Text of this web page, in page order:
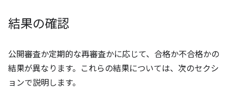
結果の確認
公開審査か定期的な再審査かに応じて、合格か不合格かの
結果が異なります。これらの結果については、次のセクシ
ョンで説明します。